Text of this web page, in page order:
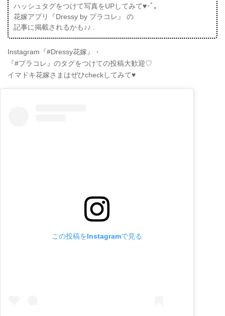
ハッシュタグをつけて写真をUPしてみて♥･ﾟ｡
花嫁アプリ『Dressy by プラコレ』 の
記事に掲載されるかも♪♪ .
Instagram『#Dressy花嫁』・
『#プラコレ』のタグをつけての投稿大歓迎♡
イマドキ花嫁さまはぜひcheckしてみて♥
この投稿をInstagramで見る